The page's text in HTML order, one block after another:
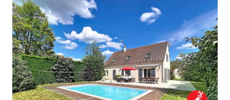
voir le bien